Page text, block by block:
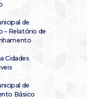
de
– Relatório de
Cidades
de
Básico